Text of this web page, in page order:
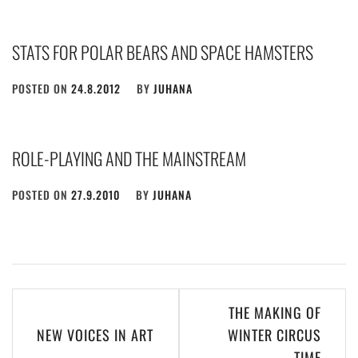
STATS FOR POLAR BEARS AND SPACE HAMSTERS
POSTED ON 24.8.2012 BY JUHANA
ROLE-PLAYING AND THE MAINSTREAM
POSTED ON 27.9.2010 BY JUHANA
navigation
NEW VOICES IN ART
THE MAKING OF
WINTER CIRCUS